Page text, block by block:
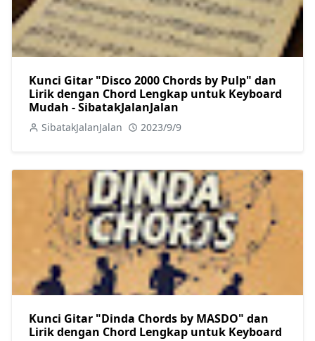
Kunci Gitar "Disco 2000 Chords by Pulp" dan
Lirik dengan Chord Lengkap untuk Keyboard
Mudah - SibatakJalanJalan
SibatakJalanJalan 2023/9/9
Kunci Gitar "Dinda Chords by MASDO" dan
Lirik dengan Chord Lengkap untuk Keyboard